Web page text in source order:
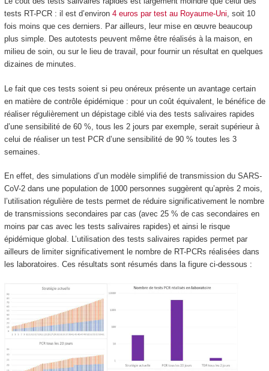
tests RT-PCR : il est d’environ 4 euros par test au Royaume-Uni, soit 10
fois moins que ces derniers. Par ailleurs, leur mise en œuvre beaucoup
plus simple. Des autotests peuvent même être réalisés à la maison, en
milieu de soin, ou sur le lieu de travail, pour fournir un résultat en quelques
dizaines de minutes.
Le fait que ces tests soient si peu onéreux présente un avantage certain
en matière de contrôle épidémique : pour un coût équivalent, le bénéfice de
réaliser régulièrement un dépistage ciblé via des tests salivaires rapides
d’une sensibilité de 60 %, tous les 2 jours par exemple, serait supérieur à
celui de réaliser un test PCR d’une sensibilité de 90 % toutes les 3
semaines.
En effet, des simulations d’un modèle simplifié de transmission du SARS-
CoV-2 dans une population de 1000 personnes suggèrent qu’après 2 mois,
l’utilisation régulière de tests permet de réduire significativement le nombre
de transmissions secondaires par cas (avec 25 % de cas secondaires en
moins par cas avec les tests salivaires rapides) et ainsi le risque
épidémique global. L’utilisation des tests salivaires rapides permet par
ailleurs de limiter significativement le nombre de RT-PCRs réalisées dans
les laboratoires. Ces résultats sont résumés dans la figure ci-dessous :